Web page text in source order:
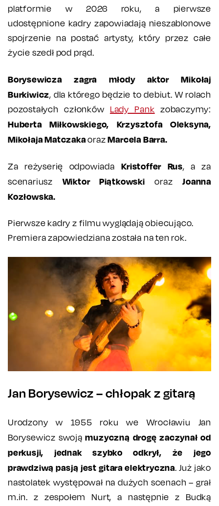
platformie w 2026 roku, a pierwsze
udostępnione kadry zapowiadają nieszablonowe
spojrzenie na postać artysty, który przez całe
życie szedł pod prąd.
Borysewicza zagra młody aktor Mikołaj
Burkiwicz, dla którego będzie to debiut. W rolach
pozostałych członków Lady Pank zobaczymy:
Huberta Miłkowskiego, Krzysztofa Oleksyna,
Mikołaja MatczakaorazMarcela Barra.
Za reżyserię odpowiadaKristoffer Rus, a za
scenariuszWiktor Piątkowski orazJoanna
Kozłowska.
Pierwsze kadry z filmu wyglądają obiecująco.
Premiera zapowiedziana została na ten rok.
Jan Borysewicz – chłopak z gitarą
Urodzony w 1955 roku we Wrocławiu Jan
Borysewicz swojąmuzyczną drogę zaczynał od
perkusji, jednak szybko odkrył, że jego
prawdziwą pasją jest gitara elektryczna. Już jako
nastolatek występował na dużych scenach – grał
m.in. z zespołem Nurt, a następnie z Budką